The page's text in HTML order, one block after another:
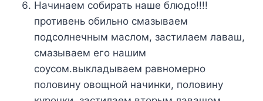
Начинаем собирать наше блюдо!!!!
противень обильно смазываем
подсолнечным маслом, застилаем лаваш,
смазываем его нашим
соусом.выкладываем равномерно
половину овощной начинки, половину